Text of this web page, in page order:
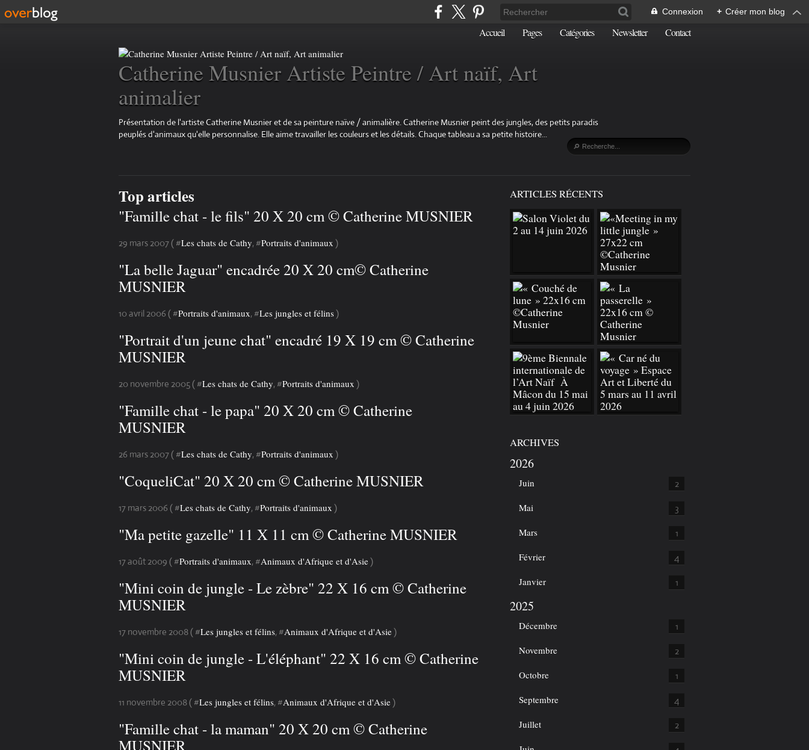
Connexion + Créer mon blog
Accueil Pages Catégories Newsletter Contact
Catherine Musnier Artiste Peintre / Art naïf, Art
animalier
Présentation de l'artiste Catherine Musnier et de sa peinture naïve / animalière. Catherine Musnier peint des jungles, des petits paradis
peuplés d'animaux qu'elle personnalise. Elle aime travailler les couleurs et les détails. Chaque tableau a sa petite histoire...
Top articles
"Famille chat - le fils" 20 X 20 cm © Catherine MUSNIER
29 mars 2007 ( #Les chats de Cathy, #Portraits d'animaux )
"La belle Jaguar" encadrée 20 X 20 cm© Catherine
MUSNIER
10 avril 2006 ( #Portraits d'animaux, #Les jungles et félins)
"Portrait d'un jeune chat" encadré 19 X 19 cm © Catherine
MUSNIER
20 novembre 2005 ( #Les chats de Cathy, #Portraits d'animaux )
"Famille chat - le papa" 20 X 20 cm © Catherine
MUSNIER
26 mars 2007 ( #Les chats de Cathy, #Portraits d'animaux )
"CoqueliCat" 20 X 20 cm © Catherine MUSNIER
17 mars 2006 ( #Les chats de Cathy, #Portraits d'animaux )
"Ma petite gazelle" 11 X 11 cm © Catherine MUSNIER
17 août 2009 ( #Portraits d'animaux, #Animaux d'Afrique et d'Asie)
"Mini coin de jungle - Le zèbre" 22 X 16 cm © Catherine
MUSNIER
17 novembre 2008 ( #Les jungles et félins, #Animaux d'Afrique et d'Asie)
"Mini coin de jungle - L'éléphant" 22 X 16 cm © Catherine
MUSNIER
11 novembre 2008 ( #Les jungles et félins, #Animaux d'Afrique et d'Asie)
"Famille chat - la maman" 20 X 20 cm © Catherine
MUSNIER
ARTICLES RÉCENTS
ARCHIVES
2026
Juin 2
Mai 3
Mars 1
Février 4
Janvier 1
2025
Décembre 1
Novembre 2
Octobre 1
Septembre 4
Juillet 2